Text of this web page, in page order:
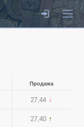
Продажа
27,44
27,40